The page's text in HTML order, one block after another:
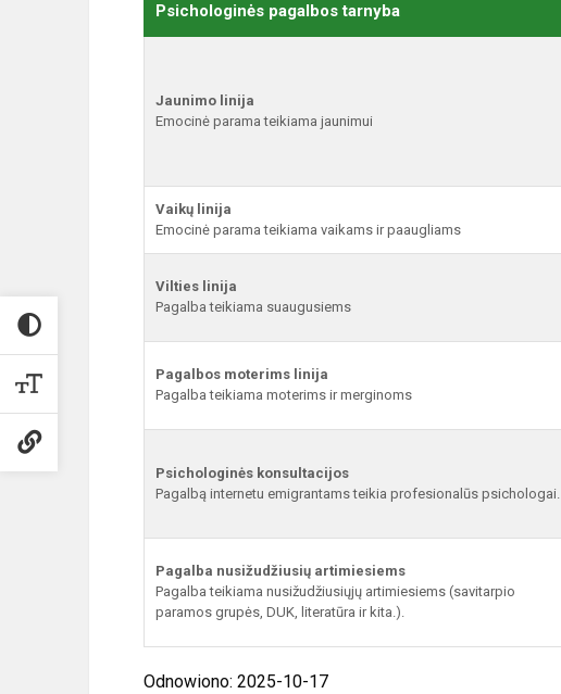
Psichologinės pagalbos tarnyba
Jaunimo linija
Emocinė parama teikiama jaunimui
Vaikų linija
Emocinė parama teikiama vaikams ir paaugliams
Vilties linija
Pagalba teikiama suaugusiems
Pagalbos moterims linija
Pagalba teikiama moterims ir merginoms
Psichologinės konsultacijos
Pagalbą internetu emigrantams teikia profesionalūs psichologai.
Pagalba nusižudžiusių artimiesiems
Pagalba teikiama nusižudžiusiųjų artimiesiems (savitarpio
paramos grupės, DUK, literatūra ir kita.).
Odnowiono: 2025-10-17